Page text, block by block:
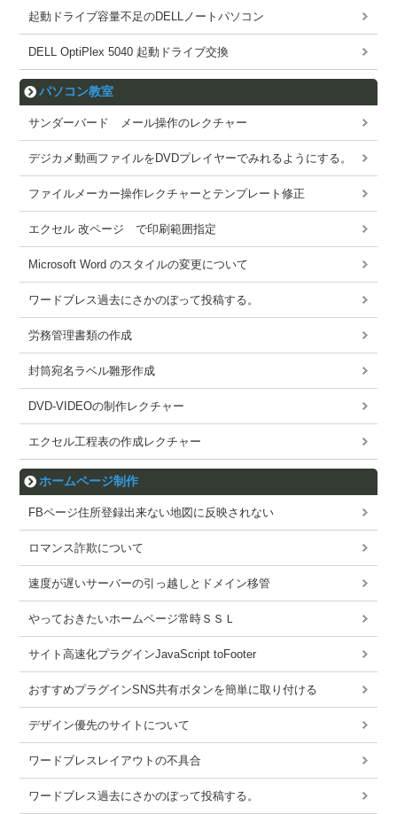
起動ドライブ容量不足のDELLノートパソコン
DELL OptiPlex 5040 起動ドライブ交換
パソコン教室
サンダーバード メール操作のレクチャー
デジカメ動画ファイルをDVDプレイヤーでみれるようにする。
ファイルメーカー操作レクチャーとテンプレート修正
エクセル 改ページ で印刷範囲指定
Microsoft Word のスタイルの変更について
ワードブレス過去にさかのぼって投稿する。
労務管理書類の作成
封筒宛名ラベル雛形作成
DVD-VIDEOの制作レクチャー
エクセル工程表の作成レクチャー
ホームページ制作
FBページ住所登録出来ない地図に反映されない
ロマンス詐欺について
速度が遅いサーバーの引っ越しとドメイン移管
やっておきたいホームページ常時ＳＳＬ
サイト高速化プラグインJavaScript toFooter
おすすめプラグインSNS共有ボタンを簡単に取り付ける
デザイン優先のサイトについて
ワードブレスレイアウトの不具合
ワードブレス過去にさかのぼって投稿する。